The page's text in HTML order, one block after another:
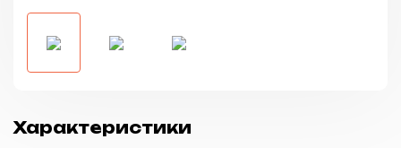
Характеристики